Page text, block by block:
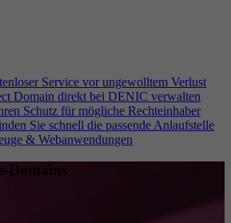
Service vor ungewolltem Verlust
Domain direkt bei DENIC verwalten
Schutz für mögliche Rechteinhaber
Sie schnell die passende Anlaufstelle
& Webanwendungen
Domains